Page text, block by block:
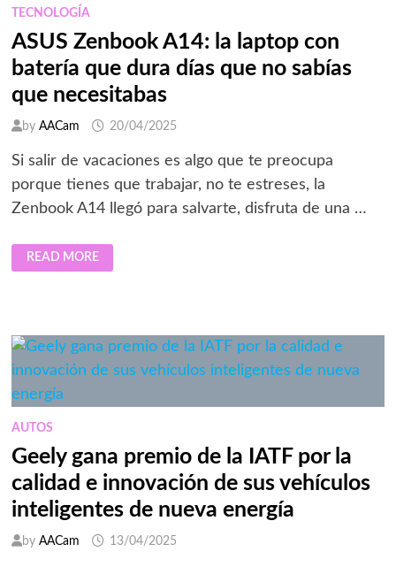
TECNOLOGÍA
ASUS Zenbook A14: la laptop con
batería que dura días que no sabías
que necesitabas
by AACam 20/04/2025
Si salir de vacaciones es algo que te preocupa
porque tienes que trabajar, no te estreses, la
Zenbook A14 llegó para salvarte, disfruta de una …
ASUS
ZENBOOK
A14:
QUE
DURA
QUE
SABÍAS
NECESITABAS
READ MORE
AUTOS
Geely gana premio de la IATF por la
calidad e innovación de sus vehículos
inteligentes de nueva energía
by AACam 13/04/2025